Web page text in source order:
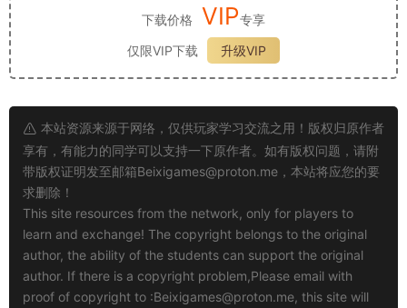
下载价格 VIP专享
仅限VIP下载
升级VIP
本站资源来源于网络，仅供玩家学习交流之用！版权归原作者
享有，有能力的同学可以支持一下原作者。如有版权问题，请附
带版权证明发至邮箱Beixigames@proton.me ，本站将应您的要
求删除！
This site resources from the network, only for players to
learn and exchange! The copyright belongs to the original
author, the ability of the students can support the original
author. If there is a copyright problem,Please email with
proof of copyright to :Beixigames@proton.me, this site will